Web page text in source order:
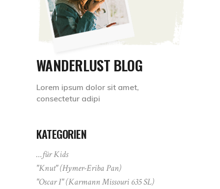
WANDERLUST BLOG
Lorem ipsum dolor sit amet,
consectetur adipi
KATEGORIEN
…für Kids
"Knut" (Hymer-Eriba Pan)
"Oscar I" (Karmann Missouri 635 SL)